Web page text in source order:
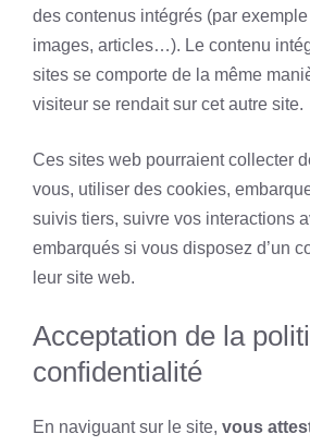
des contenus intégrés (par
images, articles…). Le contenu
sites se comporte de la même
visiteur se rendait sur cet autre site.
Ces sites web pourraient collecter
vous, utiliser des cookies,
suivis tiers, suivre vos interactions
embarqués si vous disposez d’un
leur site web.
Acceptation de la
confidentialité
En naviguant sur le site, vous